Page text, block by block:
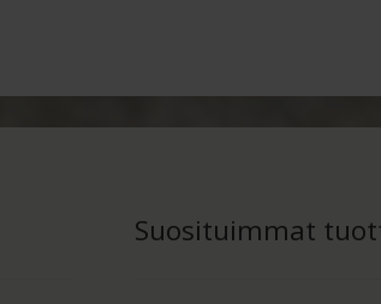
Suosituimmat